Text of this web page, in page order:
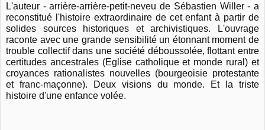
L'auteur - arrière-arrière-petit-neveu de Sébastien Willer - a
reconstitué l'histoire extraordinaire de cet enfant à partir de
solides sources historiques et archivistiques. L'ouvrage
raconte avec une grande sensibilité un étonnant moment de
trouble collectif dans une société déboussolée, flottant entre
certitudes ancestrales (Eglise catholique et monde rural) et
croyances rationalistes nouvelles (bourgeoisie protestante
et franc-maçonne). Deux visions du monde. Et la triste
histoire d'une enfance volée.